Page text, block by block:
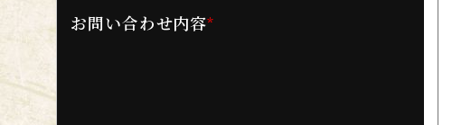
お問い合わせ内容*